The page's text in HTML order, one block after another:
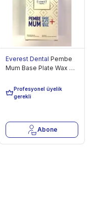
Everest Dental Pembe
Mum Base Plate Wax +
Profesyonel üyelik
gerekli
Son 976 Adet
Abone